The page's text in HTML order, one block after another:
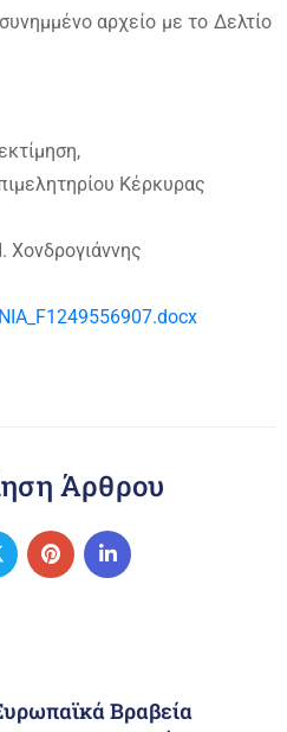
αρχείο με το Δελτίο
Κέρκυρας
Χονδρογιάννης
Άρθρου
Βραβεία